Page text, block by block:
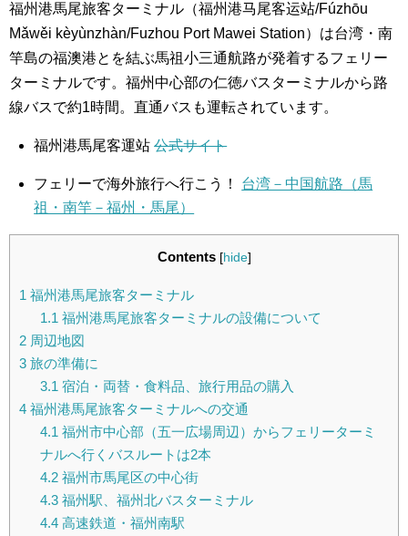
福州港馬尾旅客ターミナル（福州港马尾客运站/Fúzhōu
Mǎwěi kèyùnzhàn/Fuzhou Port Mawei Station）は台湾・南
竿島の福澳港とを結ぶ馬祖小三通航路が発着するフェリー
ターミナルです。福州中心部の仁徳バスターミナルから路
線バスで約1時間。直通バスも運転されています。
福州港馬尾客運站公式サイト
フェリーで海外旅行へ行こう！ 台湾－中国航路（馬
祖・南竿－福州・馬尾）
Contents [hide]
1 福州港馬尾旅客ターミナル
1.1 福州港馬尾旅客ターミナルの設備について
2 周辺地図
3 旅の準備に
3.1 宿泊・両替・食料品、旅行用品の購入
4 福州港馬尾旅客ターミナルへの交通
4.1 福州市中心部（五一広場周辺）からフェリーターミ
ナルへ行くバスルートは2本
4.2福州市馬尾区の中心街
4.3福州駅、福州北バスターミナル
4.4高速鉄道・福州南駅